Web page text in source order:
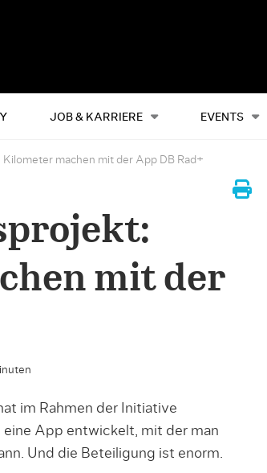
JOB & KARRIERE EVENTS
Alles Events
machen mit der App DB Rad+
mit der
im Rahmen der Initiative
App entwickelt, mit der man
Und die Beteiligung ist enorm.